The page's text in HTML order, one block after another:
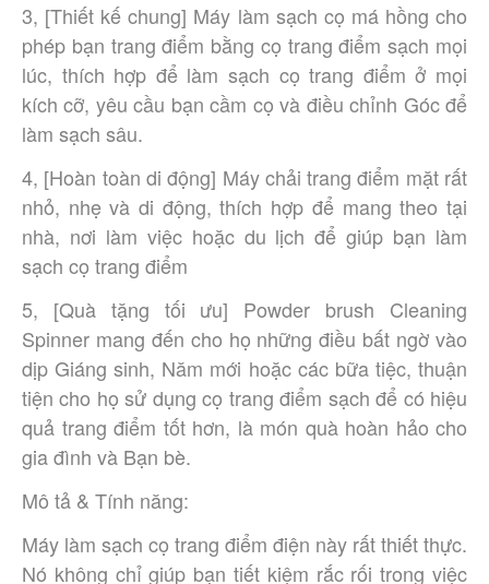
3, [Thiết kế chung] Máy làm sạch cọ má hồng cho
phép bạn trang điểm bằng cọ trang điểm sạch mọi
lúc, thích hợp để làm sạch cọ trang điểm ở mọi
kích cỡ, yêu cầu bạn cầm cọ và điều chỉnh Góc để
làm sạch sâu.
4, [Hoàn toàn di động] Máy chải trang điểm mặt rất
nhỏ, nhẹ và di động, thích hợp để mang theo tại
nhà, nơi làm việc hoặc du lịch để giúp bạn làm
sạch cọ trang điểm
5, [Quà tặng tối ưu] Powder brush Cleaning
Spinner mang đến cho họ những điều bất ngờ vào
dịp Giáng sinh, Năm mới hoặc các bữa tiệc, thuận
tiện cho họ sử dụng cọ trang điểm sạch để có hiệu
quả trang điểm tốt hơn, là món quà hoàn hảo cho
gia đình và Bạn bè.
Mô tả & Tính năng:
Máy làm sạch cọ trang điểm điện này rất thiết thực.
Nó không chỉ giúp bạn tiết kiệm rắc rối trong việc